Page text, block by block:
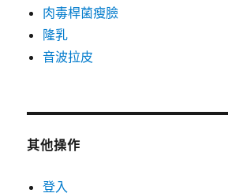
肉毒桿菌瘦臉
隆乳
音波拉皮
其他操作
登入